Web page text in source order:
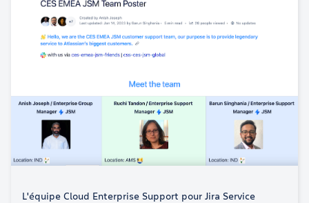
L'équipe Cloud Enterprise Support pour Jira Service